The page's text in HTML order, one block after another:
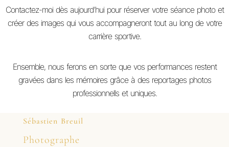
Contactez-moi dès aujourd’hui pour réserver votre séance photo et
créer des images qui vous accompagneront tout au long de votre
carrière sportive.
Ensemble, nous ferons en sorte que vos performances restent
gravées dans les mémoires grâce à des reportages photos
professionnells et uniques.
Sébastien Breuil
Photographe